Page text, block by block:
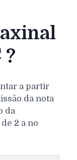
?
a partir
da nota
da
2 a no